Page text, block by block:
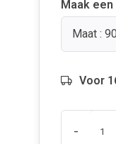
Maak
Maat :
Voor
-